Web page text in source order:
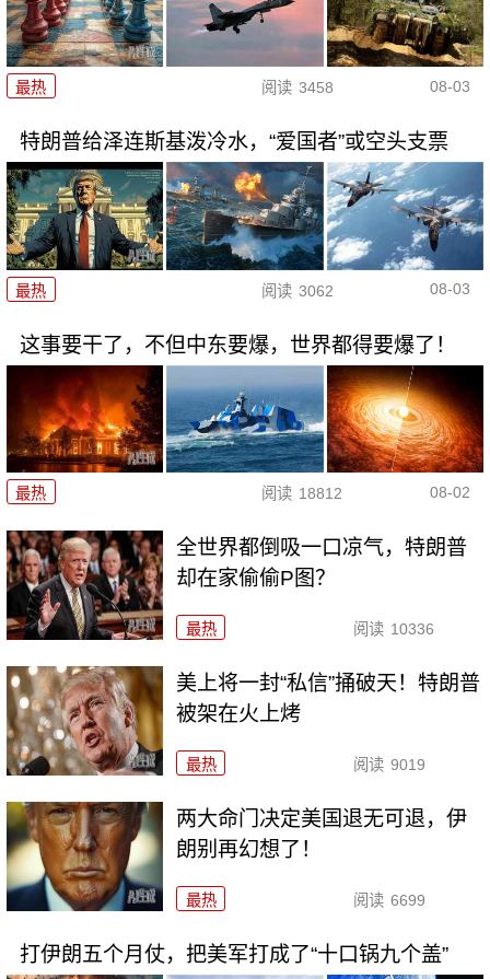
最热 阅读 3458 08-03
特朗普给泽连斯基泼冷水，“爱国者”或空头支票
最热 阅读 3062 08-03
这事要干了，不但中东要爆，世界都得要爆了！
最热 阅读 18812 08-02
全世界都倒吸一口凉气，特朗普
却在家偷偷P图？
最热 阅读 10336
美上将一封“私信”捅破天！特朗普
被架在火上烤
最热 阅读 9019
两大命门决定美国退无可退，伊
朗别再幻想了！
最热 阅读 6699
打伊朗五个月仗，把美军打成了“十口锅九个盖”